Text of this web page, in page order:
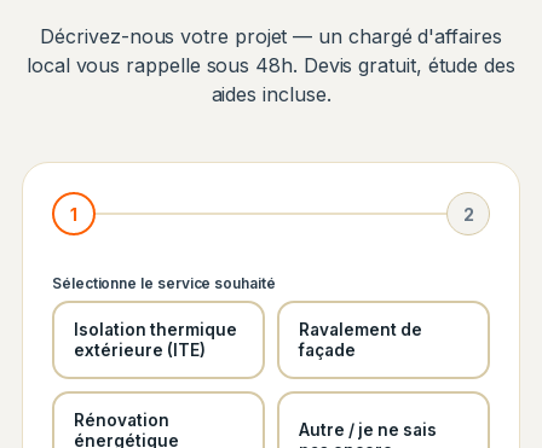
Décrivez-nous votre projet — un chargé d'affaires
local vous rappelle sous 48h. Devis gratuit, étude des
aides incluse.
1 2
Sélectionne le service souhaité
Isolation thermique
extérieure (ITE)
Ravalement de
façade
Rénovation
énergétique
Autre / je ne sais